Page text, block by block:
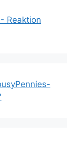
Reaktion